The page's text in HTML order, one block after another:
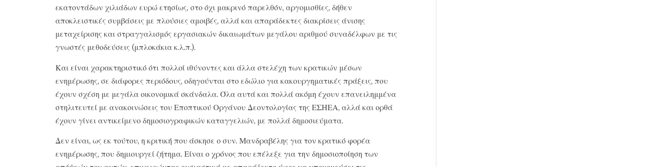
εκατοντάδων χιλιάδων ευρώ ετησίως, στο όχι μακρινό παρελθόν, αργομισθίες, δήθεν
αποκλειστικές συμβάσεις με πλούσιες αμοιβές, αλλά και απαράδεκτες διακρίσεις άνισης
μεταχείρισης και στραγγαλισμός εργασιακών δικαιωμάτων μεγάλου αριθμού συναδέλφων με τις
γνωστές μεθοδεύσεις (μπλοκάκια κ.λ.π.).
Και είναι χαρακτηριστικό ότι πολλοί ιθύνοντες και άλλα στελέχη των κρατικών μέσων
ενημέρωσης, σε διάφορες περιόδους, οδηγούνται στο εδώλιο για κακουργηματικές πράξεις, που
έχουν σχέση με μεγάλα οικονομικά σκάνδαλα. Όλα αυτά και πολλά ακόμη έχουν επανειλημμένα
στηλιτευτεί με ανακοινώσεις του Εποπτικού Οργάνου Δεοντολογίας της ΕΣΗΕΑ, αλλά και ορθά
έχουν γίνει αντικείμενο δημοσιογραφικών καταγγελιών, με πολλά δημοσιεύματα.
Δεν είναι, ως εκ τούτου, η κριτική που άσκησε ο συν. Μανδραβέλης για τον κρατικό φορέα
ενημέρωσης, που δημιουργεί ζήτημα. Είναι ο χρόνος που επέλεξε για την δημοσιοποίηση των